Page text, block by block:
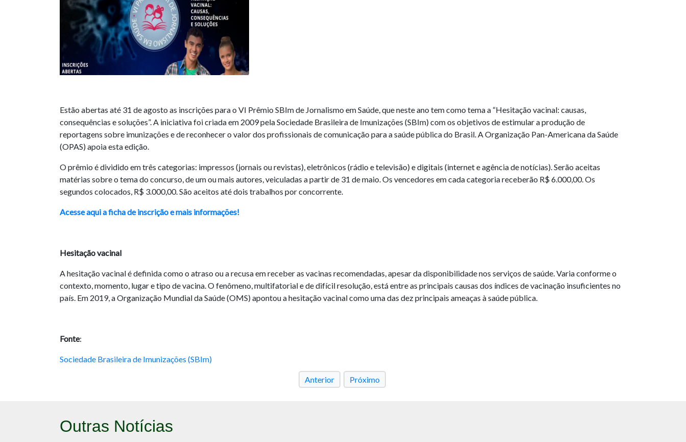
Estão abertas até 31 de agosto as inscrições para o VI Prêmio SBIm de Jornalismo em Saúde, que neste ano tem como tema a “Hesitação vacinal: causas,
consequências e soluções”. A iniciativa foi criada em 2009 pela Sociedade Brasileira de Imunizações (SBIm) com os objetivos de estimular a produção de
reportagens sobre imunizações e de reconhecer o valor dos profissionais de comunicação para a saúde pública do Brasil. A Organização Pan-Americana da Saúde
(OPAS) apoia esta edição.
O prêmio é dividido em três categorias: impressos (jornais ou revistas), eletrônicos (rádio e televisão) e digitais (internet e agência de notícias). Serão aceitas
matérias sobre o tema do concurso, de um ou mais autores, veiculadas a partir de 31 de maio. Os vencedores em cada categoria receberão R$ 6.000,00. Os
segundos colocados, R$ 3.000,00. São aceitos até dois trabalhos por concorrente.
Acesse aqui a ficha de inscrição e mais informações!
Hesitação vacinal
A hesitação vacinal é definida como o atraso ou a recusa em receber as vacinas recomendadas, apesar da disponibilidade nos serviços de saúde. Varia conforme o
contexto, momento, lugar e tipo de vacina. O fenômeno, multifatorial e de difícil resolução, está entre as principais causas dos índices de vacinação insuficientes no
país. Em 2019, a Organização Mundial da Saúde (OMS) apontou a hesitação vacinal como uma das dez principais ameaças à saúde pública.
Fonte:
Sociedade Brasileira de Imunizações (SBIm)
Anterior Próximo
Outras Notícias